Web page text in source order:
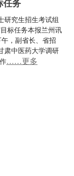
任务
研究生招生考试组
标任务本报兰州讯
午，副省长、省招
肃中医药大学调研
……更多